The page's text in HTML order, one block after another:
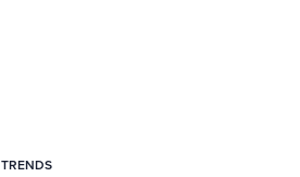
TRENDS